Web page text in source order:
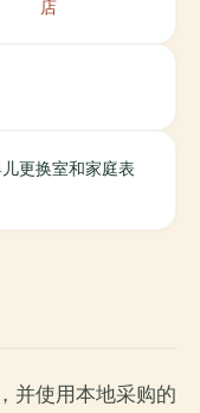
店
更换室和家庭表
并使用本地采购的